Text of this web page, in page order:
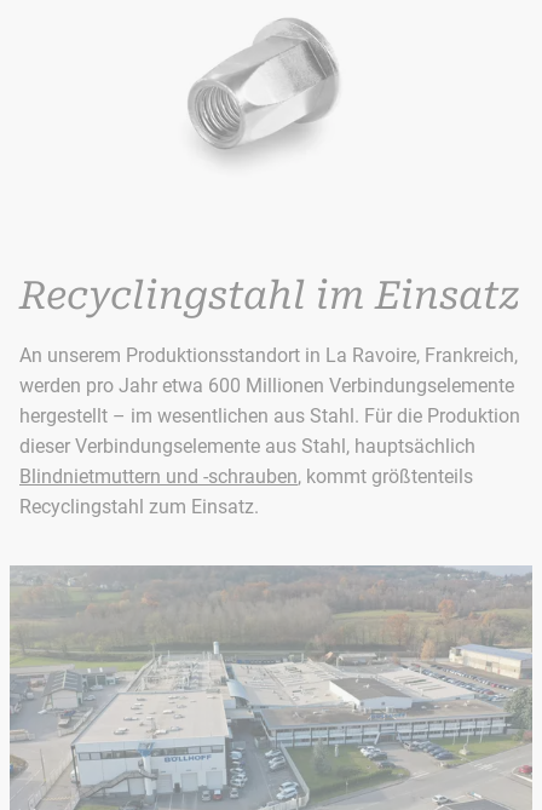
Recyclingstahl im Einsatz
An unserem Produktionsstandort in La Ravoire, Frankreich,
werden pro Jahr etwa 600 Millionen Verbindungselemente
hergestellt – im wesentlichen aus Stahl. Für die Produktion
dieser Verbindungselemente aus Stahl, hauptsächlich
Blindnietmuttern und -schrauben, kommt größtenteils
Recyclingstahl zum Einsatz.